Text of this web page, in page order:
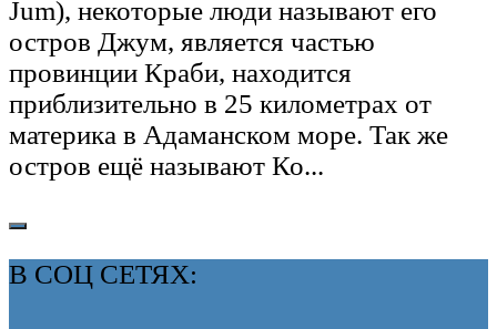
Jum), некоторые люди называют его
остров Джум, является частью
провинции Краби, находится
приблизительно в 25 километрах от
материка в Адаманском море. Так же
остров ещё называют Ко...
В СОЦ СЕТЯХ: